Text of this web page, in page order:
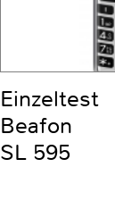
Einzeltest
Beafon
SL 595